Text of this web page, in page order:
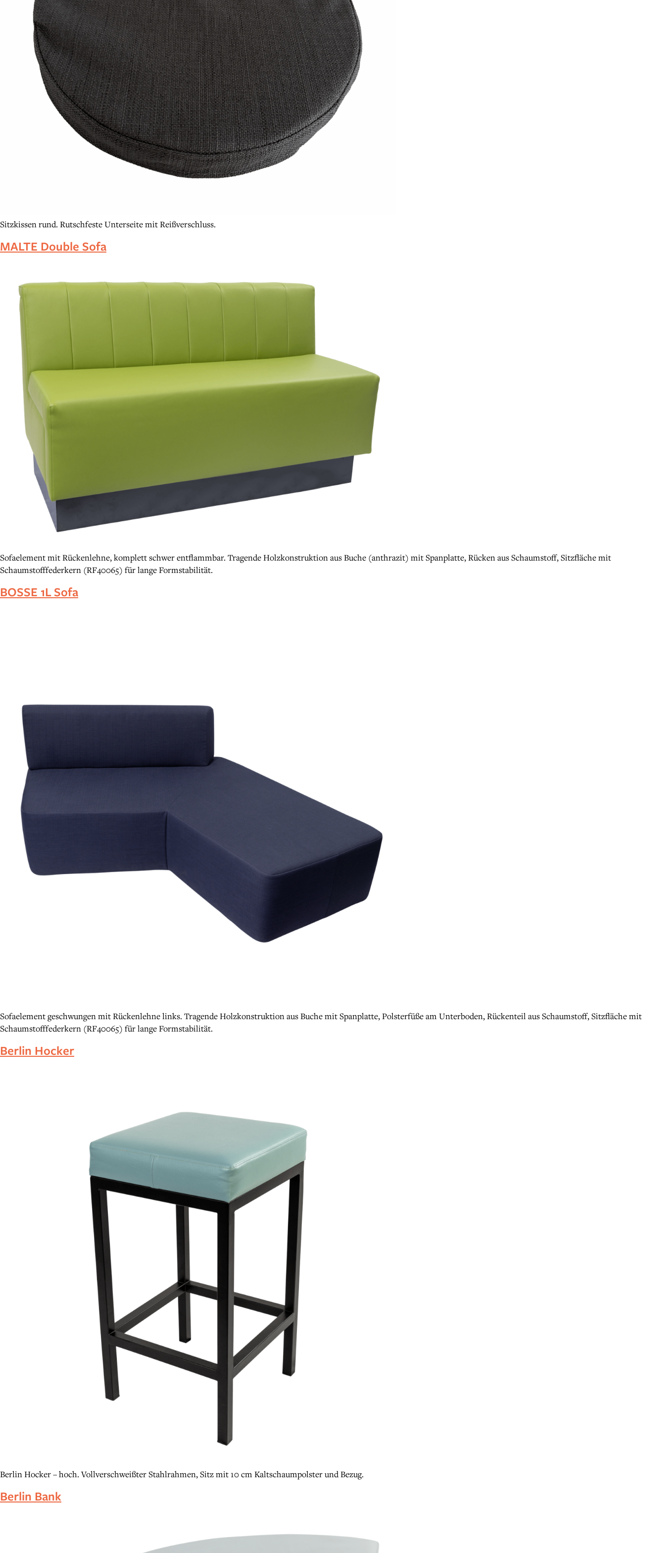
Sitzkissen rund. Rutschfeste Unterseite mit Reißverschluss.
MALTE Double Sofa
Sofaelement mit Rückenlehne, komplett schwer entflammbar. Tragende Holzkonstruktion aus Buche (anthrazit) mit Spanplatte, Rücken aus Schaumstoff, Sitzfläche mit
Schaumstofffederkern (RF40065) für lange Formstabilität.
BOSSE 1L Sofa
Sofaelement geschwungen mit Rückenlehne links. Tragende Holzkonstruktion aus Buche mit Spanplatte, Polsterfüße am Unterboden, Rückenteil aus Schaumstoff, Sitzfläche mit
Schaumstofffederkern (RF40065) für lange Formstabilität.
Berlin Hocker
Berlin Hocker – hoch. Vollverschweißter Stahlrahmen, Sitz mit 10 cm Kaltschaumpolster und Bezug.
Berlin Bank